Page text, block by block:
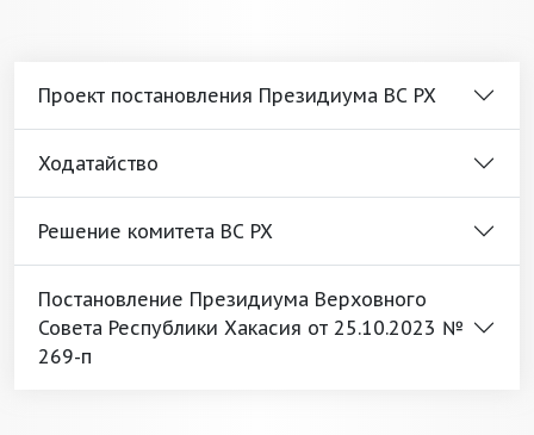
Проект постановления Президиума ВС РХ
Ходатайство
Решение комитета ВС РХ
Постановление Президиума Верховного
Совета Республики Хакасия от 25.10.2023 №
269-п